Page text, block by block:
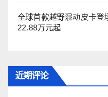
全球首款越野混动皮卡登
22.88万元起
近期评论